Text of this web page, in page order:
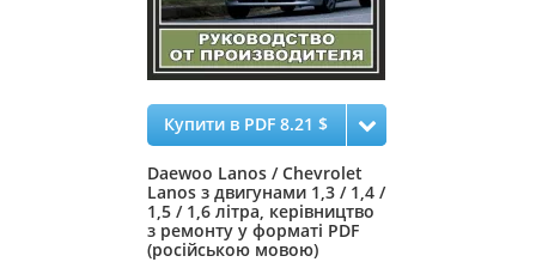
Купити в PDF 8.21 $
Daewoo Lanos / Chevrolet
Lanos з двигунами 1,3 / 1,4 /
1,5 / 1,6 літра, керівництво
з ремонту у форматі PDF
(російською мовою)